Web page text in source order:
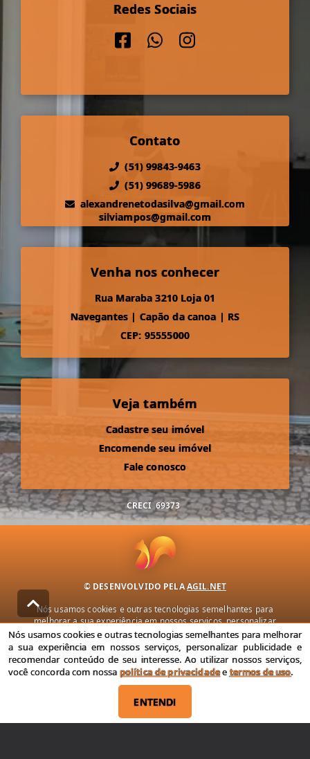
Redes Sociais
Contato
(51) 99843-9463
(51) 99689-5986
alexandrenetodasilva@gmail.com
silviampos@gmail.com
Venha nos conhecer
Rua Maraba 3210 Loja 01
Navegantes | Capão da canoa | RS
CEP: 95555000
Veja também
Cadastre seu imóvel
Encomende seu imóvel
Fale conosco
CRECI 69373
© DESENVOLVIDO PELAAGIL.NET
Nós usamos cookies e outras tecnologias semelhantes para
melhorar a sua experiência em nossos serviços, personalizar
publicidade e recomendar conteúdo de seu interesse. Ao utilizar
nossos serviços, você concorda com nossa política de privacidade e
termos de uso.
Política de Privacidade Termos de uso
Nós usamos cookies e outras tecnologias semelhantes para melhorar
a sua experiência em nossos serviços, personalizar publicidade e
recomendar conteúdo de seu interesse. Ao utilizar nossos serviços,
você concorda com nossa política de privacidadeetermos de uso.
ENTENDI